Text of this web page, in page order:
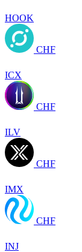
HOOK
CHF
ICX
CHF
ILV
CHF
IMX
CHF
INJ